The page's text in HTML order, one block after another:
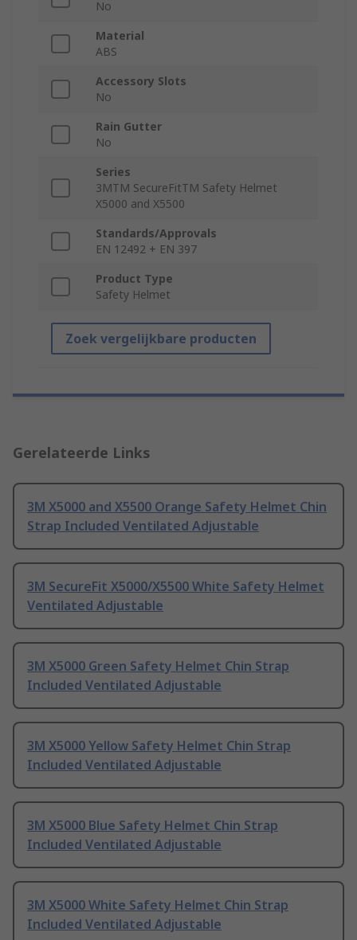
No
Material
ABS
Accessory Slots
No
Rain Gutter
No
Series
3MTM SecureFitTM Safety Helmet
X5000 and X5500
Standards/Approvals
EN 12492 + EN 397
Product Type
Safety Helmet
Zoek vergelijkbare producten
Gerelateerde Links
3M X5000 and X5500 Orange Safety Helmet Chin
Strap Included Ventilated Adjustable
3M SecureFit X5000/X5500 White Safety Helmet
Ventilated Adjustable
3M X5000 Green Safety Helmet Chin Strap
Included Ventilated Adjustable
3M X5000 Yellow Safety Helmet Chin Strap
Included Ventilated Adjustable
3M X5000 Blue Safety Helmet Chin Strap
Included Ventilated Adjustable
3M X5000 White Safety Helmet Chin Strap
Included Ventilated Adjustable